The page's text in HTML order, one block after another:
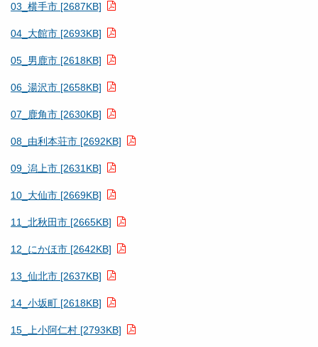
03_横手市 [2687KB]
04_大館市 [2693KB]
05_男鹿市 [2618KB]
06_湯沢市 [2658KB]
07_鹿角市 [2630KB]
08_由利本荘市 [2692KB]
09_潟上市 [2631KB]
10_大仙市 [2669KB]
11_北秋田市 [2665KB]
12_にかほ市 [2642KB]
13_仙北市 [2637KB]
14_小坂町 [2618KB]
15_上小阿仁村 [2793KB]